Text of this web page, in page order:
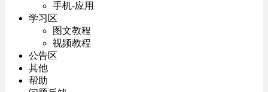
手机-应用
学习区
图文教程
视频教程
公告区
其他
帮助